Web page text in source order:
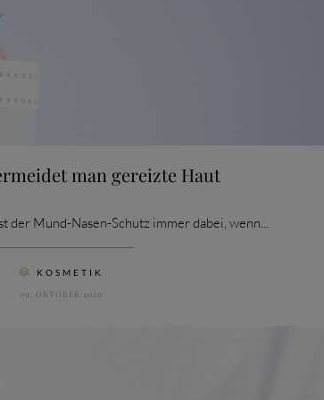
man gereizte Haut
der Mund-Nasen-Schutz immer dabei, wenn...

KOSMETIK
09. OKTOBER 2020